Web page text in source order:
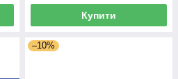
Купити
–10%